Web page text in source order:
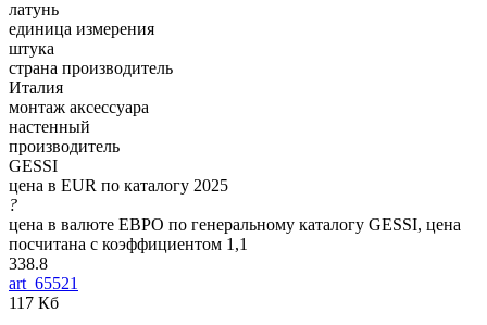
латунь
единица измерения
штука
страна производитель
Италия
монтаж аксессуара
настенный
производитель
GESSI
цена в EUR по каталогу 2025
?
цена в валюте ЕВРО по генеральному каталогу GESSI, цена
посчитана с коэффициентом 1,1
338.8
art_65521
117 Кб